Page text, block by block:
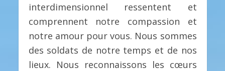
interdimensionnel ressentent et
comprennent notre compassion et
notre amour pour vous. Nous sommes
des soldats de notre temps et de nos
lieux. Nous reconnaissons les cœurs